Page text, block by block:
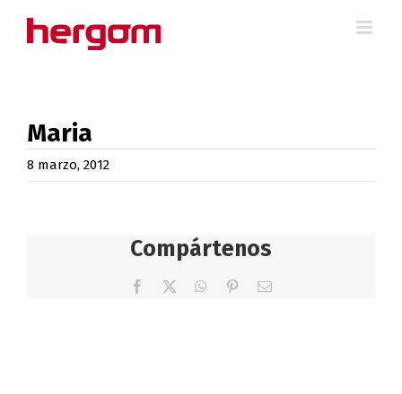
Maria
8 marzo, 2012
Compártenos
Facebook WhatsApp
PinterestCorreo